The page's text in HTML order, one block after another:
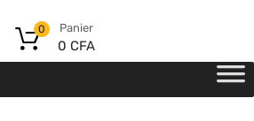
Panier
0 CFA
0